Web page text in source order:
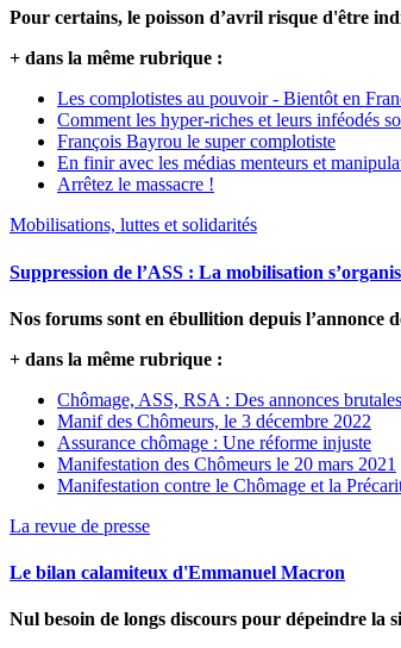
Pour certains, le poisson d’avril risque d'être
+ dans la même rubrique :
Les complotistes au pouvoir - Bientôt en
Comment les hyper-riches et leurs inféodés
François Bayrou le super complotiste
En finir avec les médias menteurs et
Arrêtez le massacre !
Mobilisations, luttes et solidarités
Suppression de l’ASS : La mobilisation
Nos forums sont en ébullition depuis l’annonce
+ dans la même rubrique :
Chômage, ASS, RSA : Des annonces
Manif des Chômeurs, le 3 décembre 2022
Assurance chômage : Une réforme injuste
Manifestation des Chômeurs le 20 mars 2021
Manifestation contre le Chômage et la
La revue de presse
Le bilan calamiteux d'Emmanuel Macron
Nul besoin de longs discours pour dépeindre la